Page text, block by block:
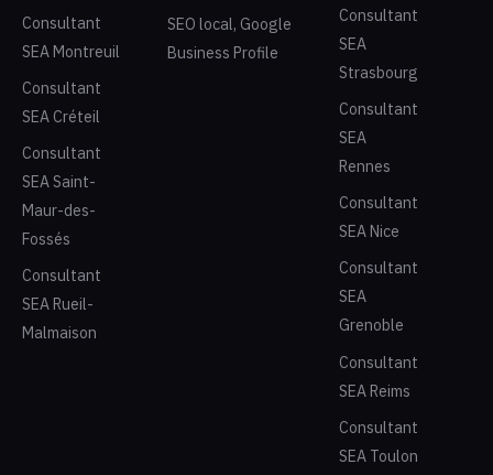
Consultant
SEA Montreuil
Consultant
SEA Créteil
Consultant
SEA Saint-
Maur-des-
Fossés
Consultant
SEA Rueil-
Malmaison
SEO local, Google
Business Profile
Consultant
SEA
Strasbourg
Consultant
SEA
Rennes
Consultant
SEA Nice
Consultant
SEA
Grenoble
Consultant
SEA Reims
Consultant
SEA Toulon